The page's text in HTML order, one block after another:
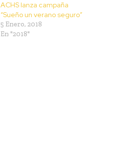
ACHS lanza campaña
“Sueño un verano seguro”
5 Enero, 2018
En "2018"